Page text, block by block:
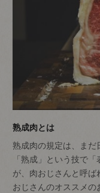
熟成肉とは
熟成肉の規定は、まだ
「熟成」という技で
が、肉おじさんと呼ば
おじさんのオススメの